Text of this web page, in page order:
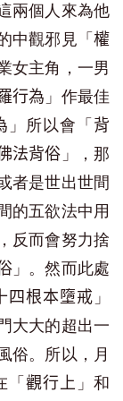
兩個人來為他
中觀邪見「權
女主角，一男
行為 」作最佳
」所以會「 背
法背俗 」，那
者是世出世間
的五欲法中用
反而會努力捨
」。然而此處
四根本墮戒 」
大大的超出一
俗。所以，月
觀行上 」和